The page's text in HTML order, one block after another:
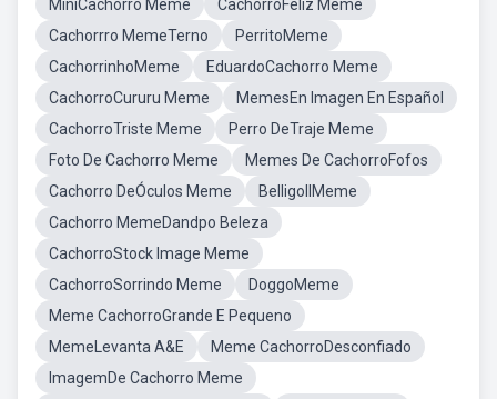
MiniCachorro Meme
CachorroFeliz Meme
Cachorrro MemeTerno
PerritoMeme
CachorrinhoMeme
EduardoCachorro Meme
CachorroCururu Meme
MemesEn Imagen En Español
CachorroTriste Meme
Perro DeTraje Meme
Foto De Cachorro Meme
Memes De CachorroFofos
Cachorro DeÓculos Meme
BelligollMeme
Cachorro MemeDandpo Beleza
CachorroStock Image Meme
CachorroSorrindo Meme
DoggoMeme
Meme CachorroGrande E Pequeno
MemeLevanta A&E
Meme CachorroDesconfiado
ImagemDe Cachorro Meme